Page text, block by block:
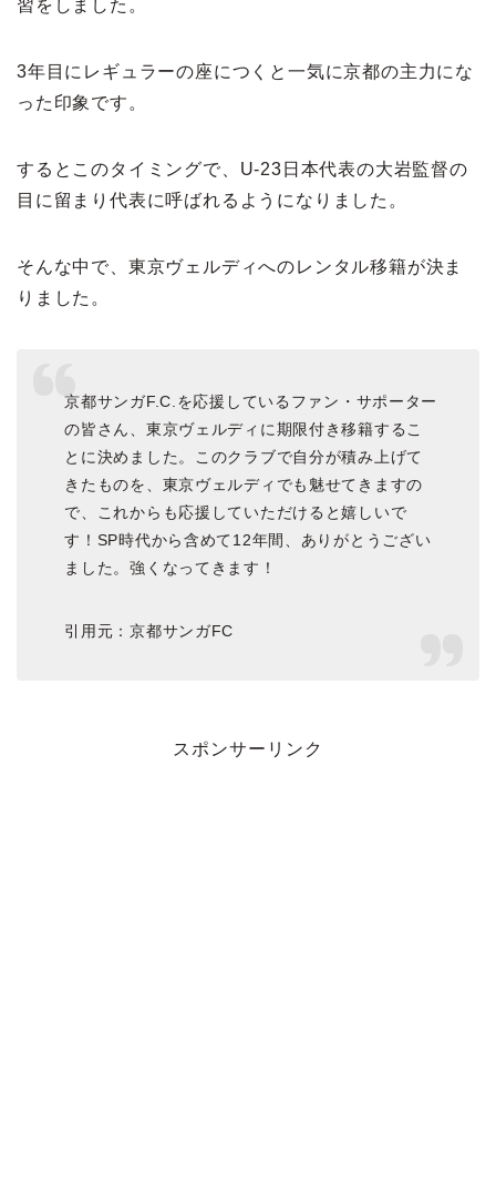
習をしました。
3年目にレギュラーの座につくと一気に京都の主力にな
った印象です。
するとこのタイミングで、U-23日本代表の大岩監督の
目に留まり代表に呼ばれるようになりました。
そんな中で、東京ヴェルディへのレンタル移籍が決ま
りました。
京都サンガF.C.を応援しているファン・サポーター
の皆さん、東京ヴェルディに期限付き移籍するこ
とに決めました。このクラブで自分が積み上げて
きたものを、東京ヴェルディでも魅せてきますの
で、これからも応援していただけると嬉しいで
す！SP時代から含めて12年間、ありがとうござい
ました。強くなってきます！
引用元：京都サンガFC
スポンサーリンク